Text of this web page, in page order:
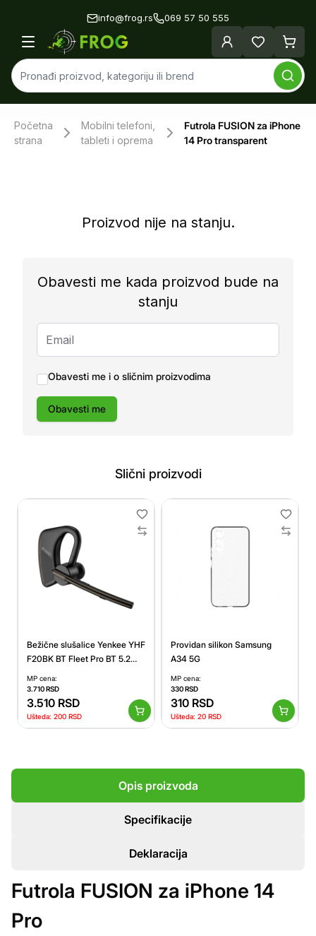
info@frog.rs 069 57 50 555
Početna
strana
Mobilni telefoni,
tableti i oprema
Futrola FUSION za iPhone
14 Pro transparent
Proizvod nije na stanju.
Obavesti me kada proizvod bude na
stanju
Obavesti me i o sličnim proizvodima
Obavesti me
Slični proizvodi
Bežične slušalice Yenkee YHF
F20BK BT Fleet Pro BT 5.2
crna
MP cena:
3.710RSD
3.510 RSD
Ušteda: 200 RSD
Providan silikon Samsung
A34 5G
MP cena:
330RSD
310 RSD
Ušteda: 20 RSD
Opis proizvoda
Specifikacije
Deklaracija
Futrola FUSION za iPhone 14
Pro